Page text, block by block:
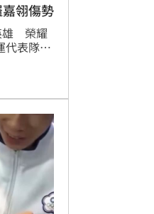
翎傷勢
　榮耀
代表隊在
賴醫
光，很不